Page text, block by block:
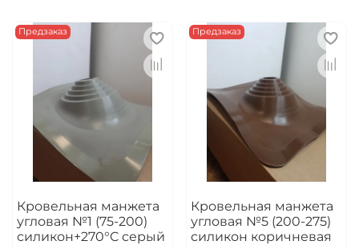
Предзаказ
Кровельная манжета
угловая №1 (75-200)
силикон+270°C серый
Предзаказ
Кровельная манжета
угловая №5 (200-275)
силикон коричневая